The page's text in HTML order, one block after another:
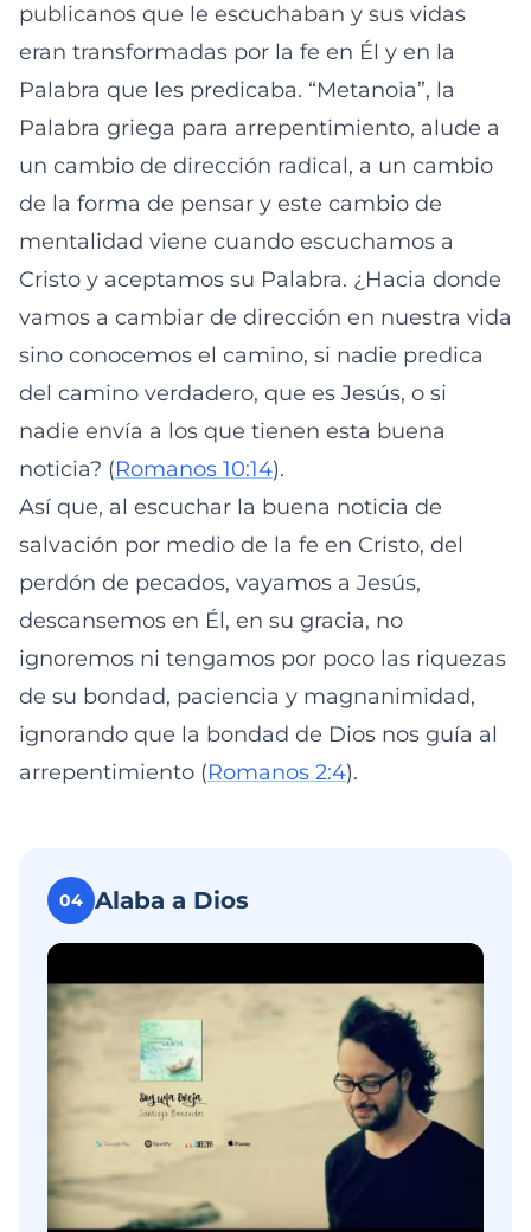
publicanos que le escuchaban y sus vidas
eran transformadas por la fe en Él y en la
Palabra que les predicaba. “Metanoia”, la
Palabra griega para arrepentimiento, alude a
un cambio de dirección radical, a un cambio
de la forma de pensar y este cambio de
mentalidad viene cuando escuchamos a
Cristo y aceptamos su Palabra. ¿Hacia donde
vamos a cambiar de dirección en nuestra vida
sino conocemos el camino, si nadie predica
del camino verdadero, que es Jesús, o si
nadie envía a los que tienen esta buena
noticia? (Romanos 10:14).
Así que, al escuchar la buena noticia de
salvación por medio de la fe en Cristo, del
perdón de pecados, vayamos a Jesús,
descansemos en Él, en su gracia, no
ignoremos ni tengamos por poco las riquezas
de su bondad, paciencia y magnanimidad,
ignorando que la bondad de Dios nos guía al
arrepentimiento (Romanos 2:4).
04 Alaba a Dios